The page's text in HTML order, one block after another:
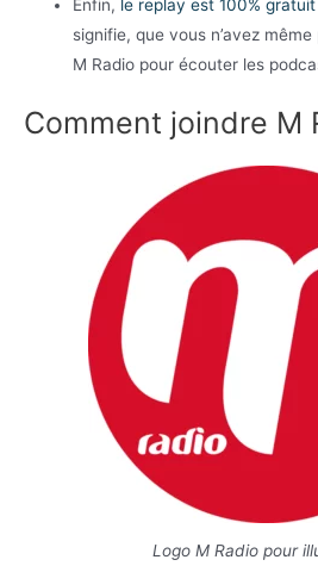
Enfin, le replay est 100%
signifie, que vous n’avez
M Radio pour écouter les
Comment joindre M
Logo M Radio pour